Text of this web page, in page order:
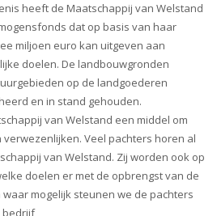
heeft de Maatschappij van Welstand
dat op basis van haar
miljoen euro kan uitgeven aan
doelen. De landbouwgronden
op de landgoederen
en in stand gehouden.
van Welstand een middel om
Veel pachters horen al
van Welstand. Zij worden ook op
doelen er met de opbrengst van de
mogelijk steunen we de pachters
bedrijf